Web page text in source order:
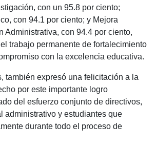
con un 95.8 por ciento;
con 94.1 por ciento; y Mejora
Administrativa, con 94.4 por ciento,
trabajo permanente de fortalecimiento
con la excelencia educativa.
también expresó una felicitación a la
por este importante logro
del esfuerzo conjunto de directivos,
administrativo y estudiantes que
durante todo el proceso de